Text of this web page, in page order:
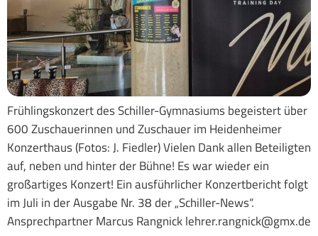
Frühlingskonzert des Schiller-Gymnasiums begeistert über
600 Zuschauerinnen und Zuschauer im Heidenheimer
Konzerthaus (Fotos: J. Fiedler) Vielen Dank allen Beteiligten
auf, neben und hinter der Bühne! Es war wieder ein
großartiges Konzert! Ein ausführlicher Konzertbericht folgt
im Juli in der Ausgabe Nr. 38 der „Schiller-News“.
Ansprechpartner Marcus Rangnick lehrer.rangnick@gmx.de